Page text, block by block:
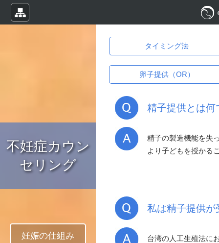
不妊症カウン
セリング
タイミング法
卵子提供（OR）
精子提供とは何
精子の製造機能を失
より子どもを授かる
私は精子提供
台湾の人工生殖法に